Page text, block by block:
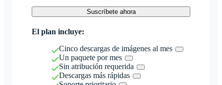
Suscríbete ahora
El plan incluye:
Cinco descargas de imágenes al mes
Un paquete por mes
Sin atribución requerida
Descargas más rápidas